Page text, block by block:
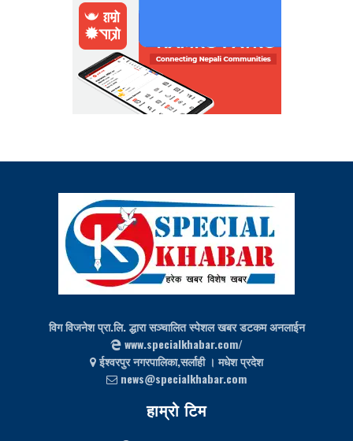
विग विजनेश प्रा.लि. द्धारा सञ्चालित स्पेशल खबर डटकम अनलाईन
www.specialkhabar.com/
ईश्‍वरपुर नगरपालिका,सर्लाही । मधेश प्रदेश
news@specialkhabar.com
हाम्रो टिम